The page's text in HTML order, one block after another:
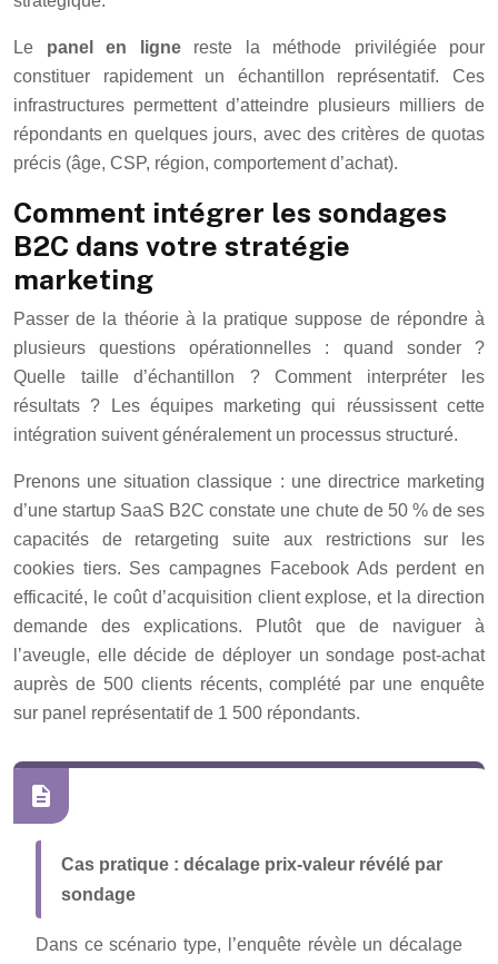
Le panel en lignereste la méthode privilégiée pour
constituer rapidement un échantillon représentatif. Ces
infrastructures permettent d’atteindre plusieurs milliers de
répondants en quelques jours, avec des critères de quotas
précis (âge, CSP, région, comportement d’achat).
Comment intégrer les sondages
B2C dans votre stratégie
marketing
Passer de la théorie à la pratique suppose de répondre à
plusieurs questions opérationnelles : quand sonder ?
Quelle taille d’échantillon ? Comment interpréter les
résultats ? Les équipes marketing qui réussissent cette
intégration suivent généralement un processus structuré.
Prenons une situation classique : une directrice marketing
d’une startup SaaS B2C constate une chute de 50 % de ses
capacités de retargeting suite aux restrictions sur les
cookies tiers. Ses campagnes Facebook Ads perdent en
efficacité, le coût d’acquisition client explose, et la direction
demande des explications. Plutôt que de naviguer à
l’aveugle, elle décide de déployer un sondage post-achat
auprès de 500 clients récents, complété par une enquête
sur panel représentatif de 1 500 répondants.
Cas pratique : décalage prix-valeur révélé par
sondage
Dans ce scénario type, l’enquête révèle un décalage